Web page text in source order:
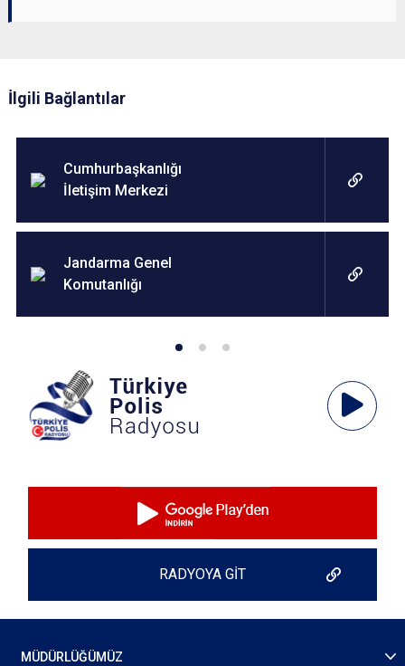
İlgili Bağlantılar
Cumhurbaşkanlığı
İletişim Merkezi
Jandarma Genel
Komutanlığı
Ses
Oynatıcı
RADYOYA GİT
MÜDÜRLÜĞÜMÜZ